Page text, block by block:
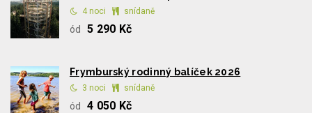
4 noci snídaně
ód 5 290 Kč
Frymburský rodinný balíček 2026
3 noci snídaně
ód 4 050 Kč